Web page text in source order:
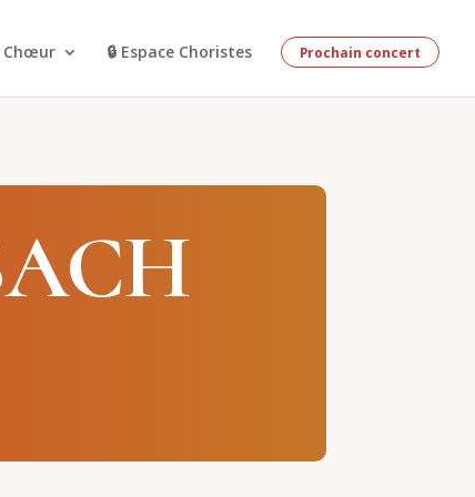
Chœur 🔒 Espace Choristes Prochain concert